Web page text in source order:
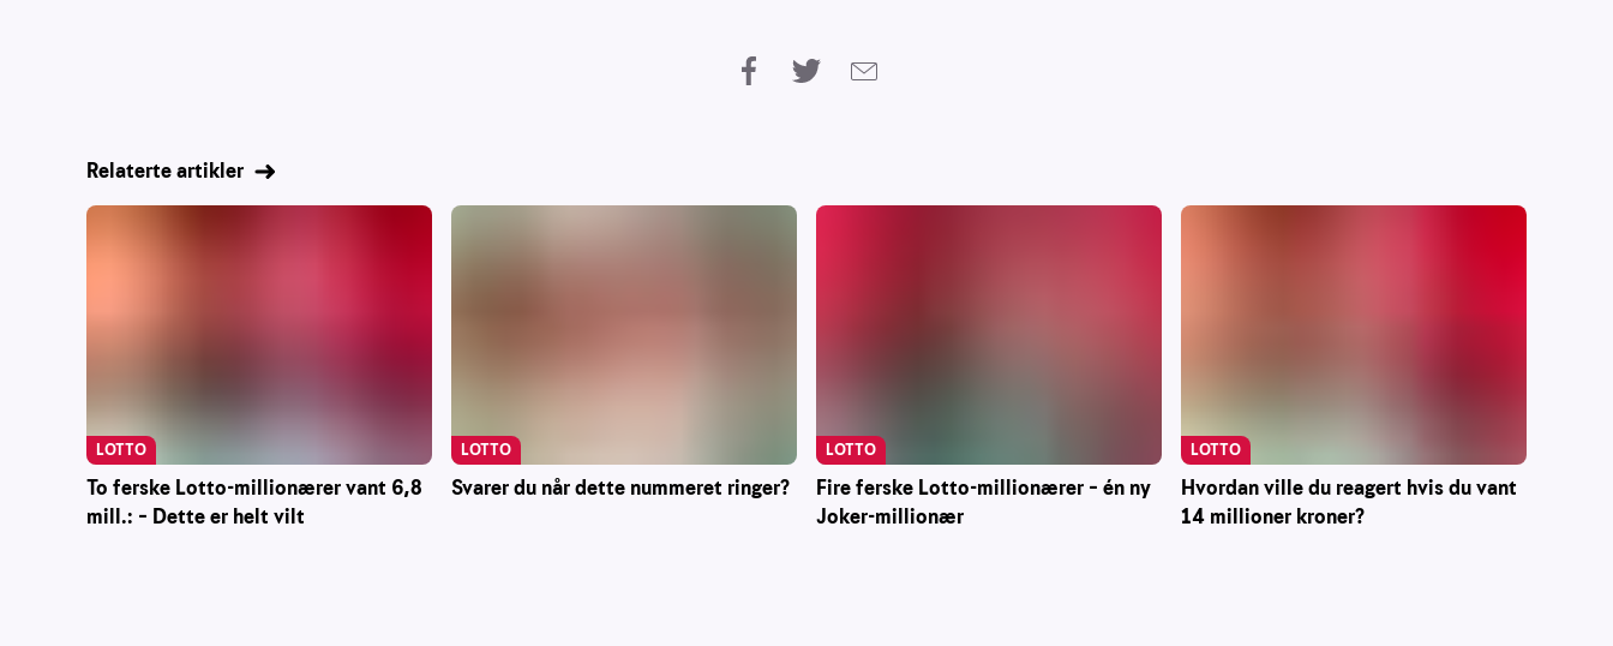
Relaterte artikler
To ferske Lotto-millionærer vant 6,8
mill.: – Dette er helt vilt
LOTTO
Svarer du når dette nummeret ringer?
LOTTO
Fire ferske Lotto-millionærer – én ny
Joker-millionær
LOTTO
Hvordan ville du reagert hvis du vant
14 millioner kroner?
LOTTO